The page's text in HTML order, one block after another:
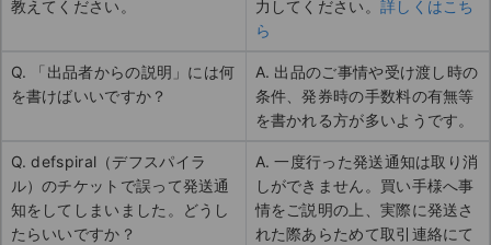
教えてください。
力してください。 詳しくはこち
ら
Q. 「出品者からの説明」には何
を書けばいいですか？
A. 出品のご事情や受け渡し時の
条件、発券時の手数料の有無等
を書かれる方が多いようです。
Q. defspiral（デフスパイラ
ル）のチケットで誤って発送通
知をしてしまいました。どうし
たらいいですか？
A. 一度行った発送通知は取り消
しができません。買い手様へ事
情をご説明の上、実際に発送さ
れた際あらためて取引連絡にて